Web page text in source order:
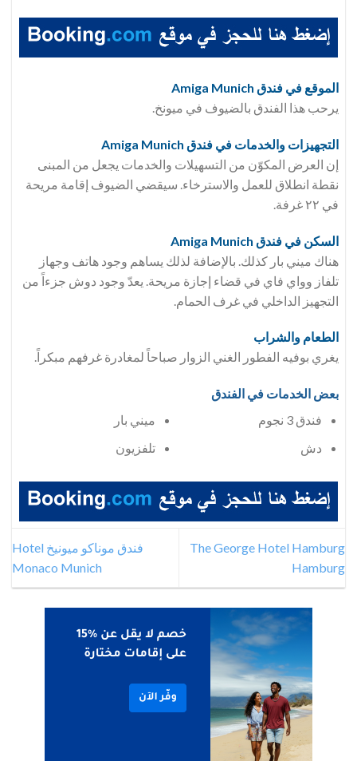
الموقع في فندق Amiga Munich
يرحب هذا الفندق بالضيوف في ميونخ.
التجهيزات والخدمات في فندق Amiga Munich
إن العرض المكوّن من التسهيلات والخدمات يجعل من المبنى
نقطة انطلاق للعمل والاسترخاء. سيقضي الضيوف إقامة مريحة
في ٢٢ غرفة.
السكن في فندق Amiga Munich
هناك ميني بار كذلك. بالإضافة لذلك يساهم وجود هاتف وجهاز
تلفاز وواي فاي في قضاء إجازة مريحة. يعدّ وجود دوش جزءاً من
التجهيز الداخلي في غرف الحمام.
الطعام والشراب
يغري بوفيه الفطور الغني الزوار صباحاً لمغادرة غرفهم مبكراً.
بعض الخدمات في الفندق
فندق 3 نجوم
دش
ميني بار
تلفزيون
The George Hotel Hamburg
Hamburg
فندق موناكو ميونيخ Hotel
Monaco Munich